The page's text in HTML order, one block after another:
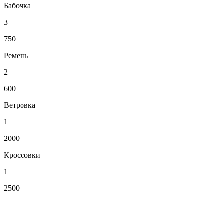
Бабочка
3
750
Ремень
2
600
Ветровка
1
2000
Кроссовки
1
2500